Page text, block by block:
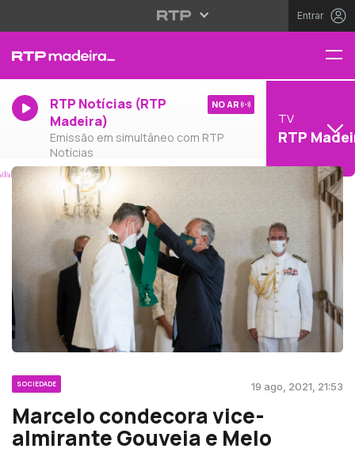
Entrar
RTP Notícias (RTP
Madeira)
Emissão em simultâneo com RTP
Notícias
NO AR
TV
RTP
SOCIEDADE 19 ago, 2021, 21:53
Marcelo condecora vice-
almirante Gouveia e Melo